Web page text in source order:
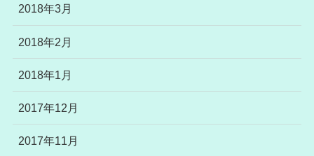
2018年3月
2018年2月
2018年1月
2017年12月
2017年11月